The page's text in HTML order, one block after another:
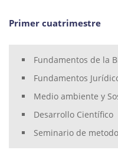
Primer cuatrimestre
Fundamentos de la
Fundamentos
Medio ambiente y
Desarrollo Científico
Seminario de